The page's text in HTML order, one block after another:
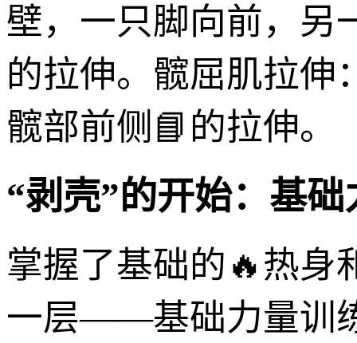
壁，一只脚向前，另
的拉伸。髋屈肌拉伸
髋部前侧📘的拉伸。
“剥壳”的开始：基础
掌握了基础的🔥热身
一层——基础力量训